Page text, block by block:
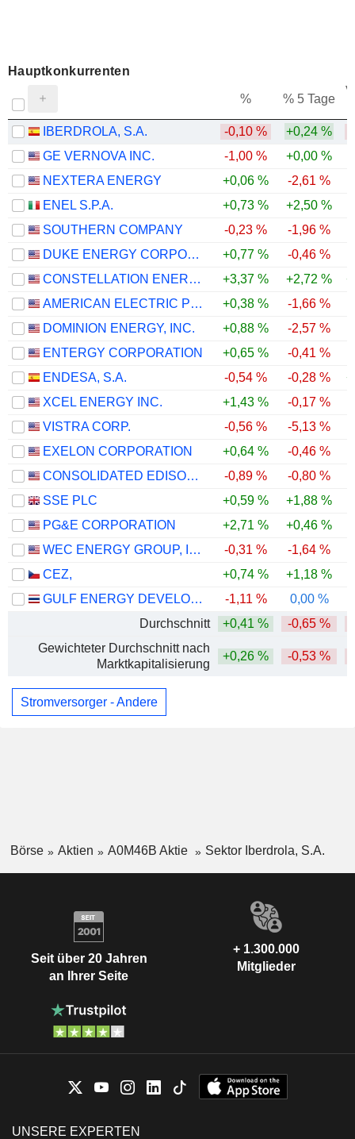
Hauptkonkurrenten
% % 5 Tage
IBERDROLA, S.A. -0,10 % +0,24 %
GE VERNOVA INC.
-1,00 % +0,00 %
NEXTERA ENERGY
+0,06 % -2,61 %
ENEL S.P.A.
+0,73 % +2,50 %
SOUTHERN COMPANY
-0,23 % -1,96 %
DUKE ENERGY CORPORATION
+0,77 % -0,46 %
CONSTELLATION ENERGY CORPORATION
+3,37 % +2,72 %
AMERICAN ELECTRIC POWER COMPANY, INC.
+0,38 % -1,66 %
DOMINION ENERGY, INC.
+0,88 % -2,57 %
ENTERGY CORPORATION
+0,65 % -0,41 %
ENDESA, S.A.
-0,54 % -0,28 %
XCEL ENERGY INC.
+1,43 % -0,17 %
VISTRA CORP.
-0,56 % -5,13 %
EXELON CORPORATION
+0,64 % -0,46 %
CONSOLIDATED EDISON, INC.
-0,89 % -0,80 %
SSE PLC
+0,59 % +1,88 %
PG&E CORPORATION
+2,71 % +0,46 %
WEC ENERGY GROUP, INC.
-0,31 % -1,64 %
CEZ,
+0,74 % +1,18 %
GULF ENERGY DEVELOPMENT
-1,11 % 0,00 %
Durchschnitt
+0,41 % -0,65 %
Gewichteter Durchschnitt nach
Marktkapitalisierung
+0,26 % -0,53 %
Stromversorger - Andere
Börse Aktien A0M46B Aktie Sektor Iberdrola, S.A.
Seit über 20 Jahren
an Ihrer Seite
+ 1.300.000
Mitglieder
UNSERE EXPERTEN